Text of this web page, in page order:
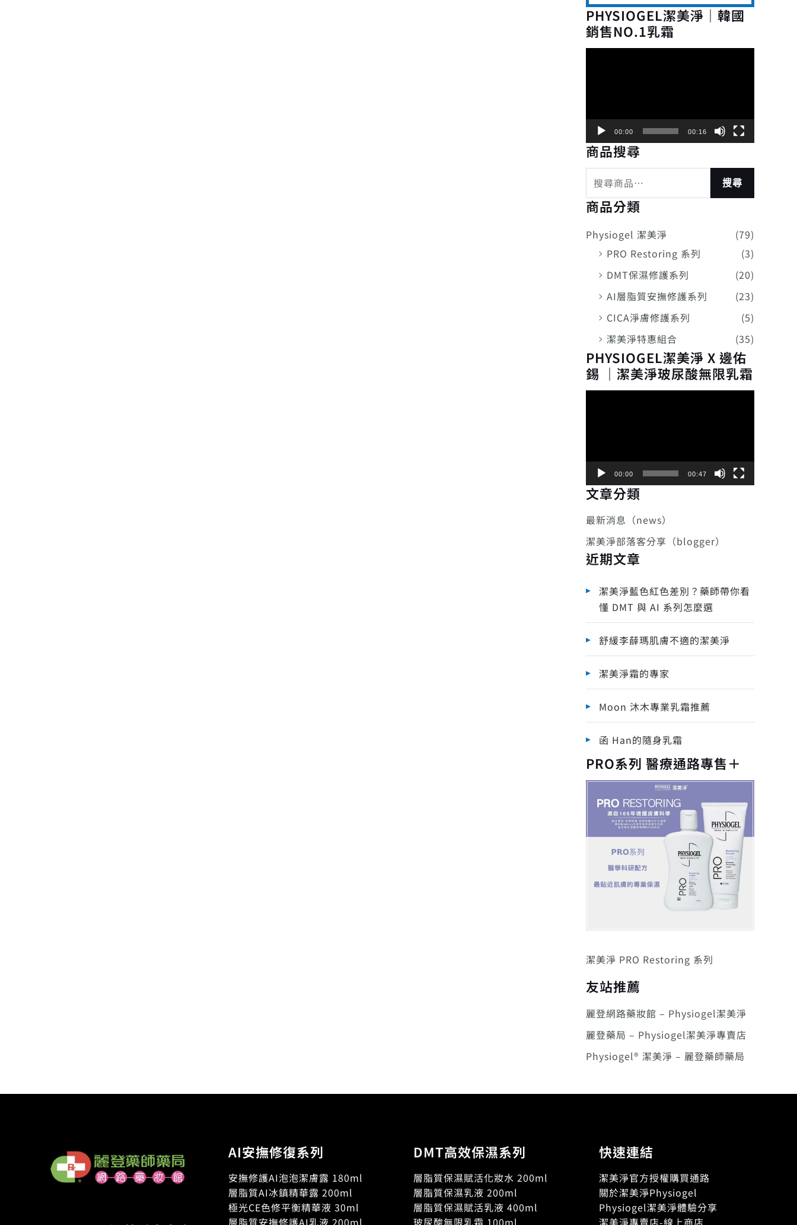
PHYSIOGEL潔美淨｜韓國
銷售NO.1乳霜
00:00 00:16
商品搜尋
搜尋
商品分類
Physiogel 潔美淨
(79)
PRO Restoring 系列
(3)
DMT保濕修護系列
(20)
AI層脂質安撫修護系列
(23)
CICA淨膚修護系列
(5)
潔美淨特惠組合
(35)
PHYSIOGEL潔美淨 X 邊佑
錫 ｜潔美淨玻尿酸無限乳霜
00:00 00:47
文章分類
最新消息（news）
潔美淨部落客分享（blogger）
近期文章
潔美淨藍色紅色差別？藥師帶你看
懂 DMT 與 AI 系列怎麼選
舒緩李薛瑪肌膚不適的潔美淨
潔美淨霜的專家
Moon 沐木專業乳霜推薦
函 Han的隨身乳霜
PRO系列 醫療通路專售＋
潔美淨 PRO Restoring 系列
友站推薦
麗登網路藥妝館 – Physiogel潔美淨
麗登藥局 – Physiogel潔美淨專賣店
Physiogel® 潔美淨 – 麗登藥師藥局
AI安撫修復系列
安撫修護AI泡泡潔膚露 180ml
層脂質AI冰鎮精華露 200ml
極光CE色修平衡精華液 30ml
DMT高效保濕系列
層脂質保濕賦活化妝水 200ml
層脂質保濕乳液 200ml
層脂質保濕賦活乳液 400ml
快速連結
潔美淨官方授權購買通路
關於潔美淨Physiogel
Physiogel潔美淨體驗分享